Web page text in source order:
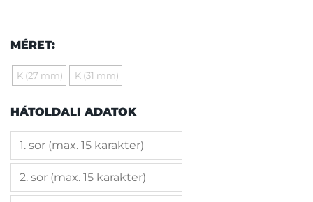
MÉRET:
K (27 mm) K (31 mm)
HÁTOLDALI ADATOK